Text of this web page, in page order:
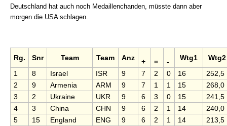
Deutschland hat auch noch Medaillenchanden, müsste dann aber
morgen die USA schlagen.
Rg. Snr Team Team Anz + = - Wtg1
1
8 Israel ISR 9 7 2 0 16
252,5
2
9 Armenia ARM 9 7 1 1 15
268,0
3
2 Ukraine UKR 9 6 3 0 15
241,5
4
3 China CHN 9 6 2 1 14
240,0
5
15 England ENG 9 6 2 1 14
213,5